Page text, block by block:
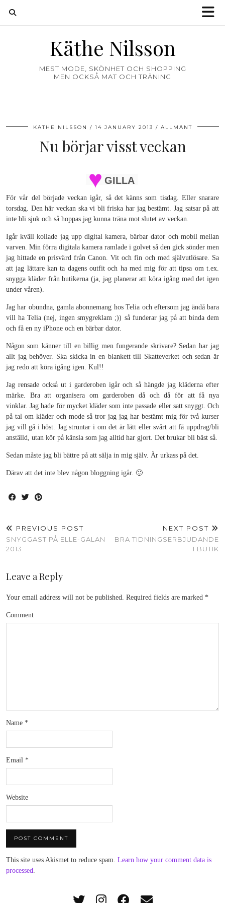
Käthe Nilsson
MEST MODE, SKÖNHET OCH SHOPPING
MEN OCKSÅ MAT OCH TRÄNING
KÄTHE NILSSON 14 JANUARY 2013 ALLMÄNT
Nu börjar visst veckan
GILLA
För vår del började veckan igår, så det känns som tisdag. Eller snarare
torsdag. Den här veckan ska vi bli friska har jag bestämt. Jag satsar på att
inte bli sjuk och så hoppas jag kunna träna mot slutet av veckan.
Igår kväll kollade jag upp digital kamera, bärbar dator och mobil mellan
varven. Min förra digitala kamera ramlade i golvet så den gick sönder men
jag hittade en prisvärd från Canon. Vit och fin och med självutlösare. Sa
att jag lättare kan ta dagens outfit och ha med mig för att tipsa om t.ex.
snygga kläder från butikerna (ja, jag planerar att köra igång med det igen
under våren).
Jag har obundna, gamla abonnemang hos Telia och eftersom jag ändå bara
vill ha Telia (nej, ingen smygreklam ;)) så funderar jag på att binda dem
och få en ny iPhone och en bärbar dator.
Någon som känner till en billig men fungerande skrivare? Sedan har jag
allt jag behöver. Ska skicka in en blankett till Skatteverket och sedan är
jag redo att köra igång igen. Kul!!
Jag rensade också ut i garderoben igår och så hängde jag kläderna efter
märke. Bra att organisera om garderoben då och då för att få nya
vinklar. Jag hade för mycket kläder som inte passade eller satt snyggt. Och
på tal om kläder och mode så tror jag jag har bestämt mig för två kurser
jag vill gå i höst. Jag struntar i om det är lätt eller svårt att få uppdrag/bli
anställd, utan kör på känsla som jag alltid har gjort. Det brukar bli bäst så.
Sedan måste jag bli bättre på att sälja in mig själv. Är urkass på det.
Därav att det inte blev någon bloggning igår. 🙂
PREVIOUS POST
SNYGGAST PÅ ELLE-GALAN
2013
NEXT POST
BRA TIDNINGSERBJUDANDE
I BUTIK
Leave a Reply
Your email address will not be published. Required fields are marked *
Comment
Name *
Email *
Website
This site uses Akismet to reduce spam. Learn how your comment data is
processed.